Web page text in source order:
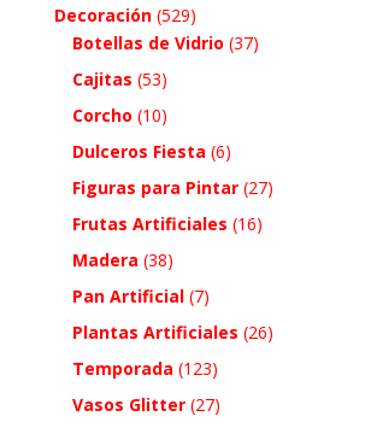
Decoración (529)
Botellas de Vidrio (37)
Cajitas (53)
Corcho (10)
Dulceros Fiesta (6)
Figuras para Pintar (27)
Frutas Artificiales (16)
Madera (38)
Pan Artificial (7)
Plantas Artificiales (26)
Temporada (123)
Vasos Glitter (27)